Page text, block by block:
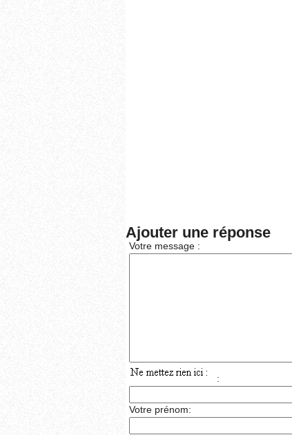
Ajouter une réponse
Votre message :
:
Votre prénom: